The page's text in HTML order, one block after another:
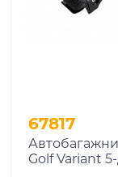
67817
Golf Variant